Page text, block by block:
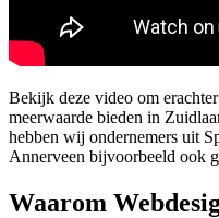
Bekijk deze video om
meerwaarde bieden in
hebben wij ondernemers uit
Annerveen bijvoorbeeld ook
Waarom